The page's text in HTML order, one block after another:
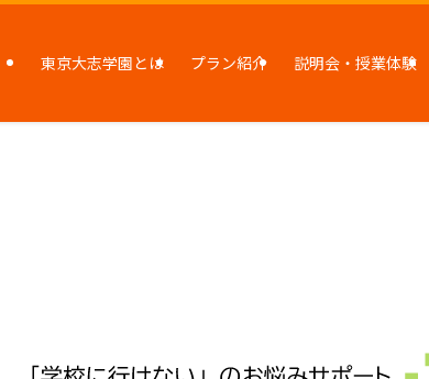
東京大志学園とは プラン紹介 説明会・授業体験